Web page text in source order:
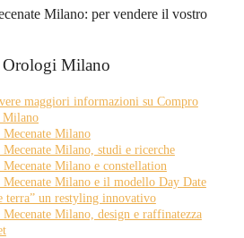
Milano
maggiori informazioni su Compro
Milano
Milano
Milano, studi e ricerche
Milano e constellation
Mecenate Milano e il modello Day Date
terra” un restyling innovativo
Milano, design e raffinatezza